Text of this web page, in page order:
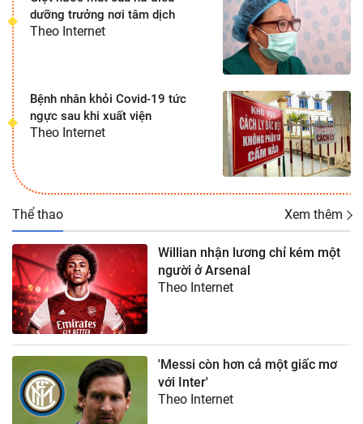
dưỡng trưởng nơi tâm dịch
Theo Internet
Bệnh nhân khỏi Covid-19 tức
ngực sau khi xuất viện
Theo Internet
Thể thao Xem thêm
Willian nhận lương chỉ kém một
người ở Arsenal
Theo Internet
'Messi còn hơn cả một giấc mơ
với Inter'
Theo Internet